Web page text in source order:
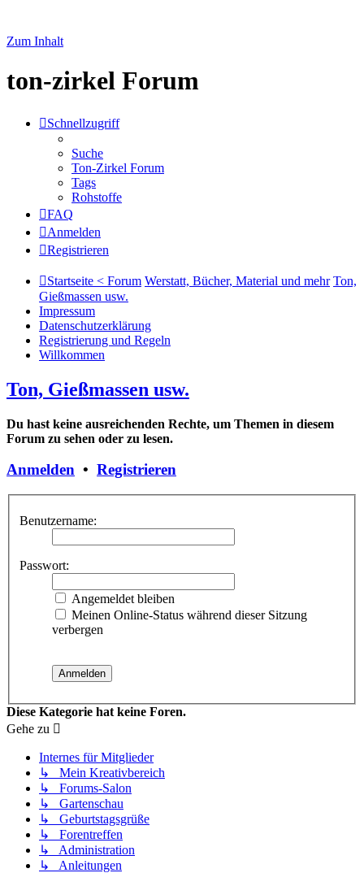
Zum Inhalt
ton-zirkel Forum
Schnellzugriff
Suche
Ton-Zirkel Forum
Tags
Rohstoffe
FAQ
Anmelden
Registrieren
Startseite < Forum Werstatt, Bücher, Material und mehr Ton,
Gießmassen usw.
Impressum
Datenschutzerklärung
Registrierung und Regeln
Willkommen
Ton, Gießmassen usw.
Du hast keine ausreichenden Rechte, um Themen in diesem
Forum zu sehen oder zu lesen.
Anmelden • Registrieren
Benutzername:
Passwort:
Angemeldet bleiben
Meinen Online-Status während dieser Sitzung
verbergen
Diese Kategorie hat keine Foren.
Gehe zu
Internes für Mitglieder
↳ Mein Kreativbereich
↳ Forums-Salon
↳ Gartenschau
↳ Geburtstagsgrüße
↳ Forentreffen
↳ Administration
↳ Anleitungen